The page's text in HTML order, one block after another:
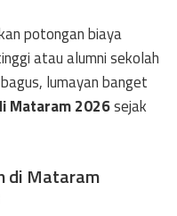
potongan biaya
atau alumni sekolah
lumayan banget
Mataram 2026sejak
di Mataram